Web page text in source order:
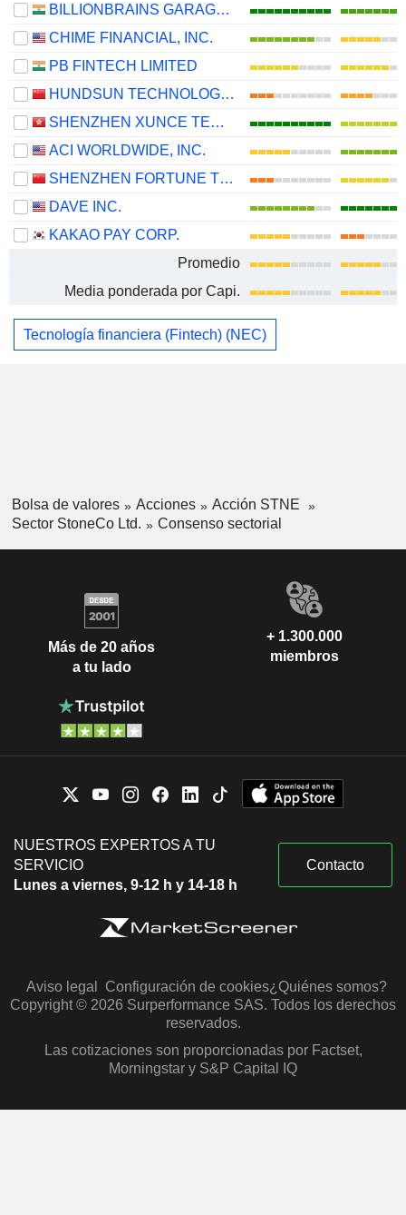
BILLIONBRAINS GARAGE VENTURES LIMITED
CHIME FINANCIAL, INC.
PB FINTECH LIMITED
HUNDSUN TECHNOLOGIES INC.
SHENZHEN XUNCE TECHNOLOGY CO., LTD.
ACI WORLDWIDE, INC.
SHENZHEN FORTUNE TREND TECHNOLOGY CO., LTD.
DAVE INC.
KAKAO PAY CORP.
Promedio
Media ponderada por Capi.
Tecnología financiera (Fintech) (NEC)
Bolsa de valores Acciones
Acción STNE
Sector StoneCo Ltd.
Consenso sectorial
Más de 20 años
a tu lado
+ 1.300.000
miembros
NUESTROS EXPERTOS A TU
SERVICIO
Lunes a viernes, 9-12 h y 14-18 h
Contacto
Aviso legal Configuración de cookies¿Quiénes somos?
Copyright © 2026 Surperformance SAS. Todos los derechos
reservados.
Las cotizaciones son proporcionadas por Factset,
Morningstar y S&P Capital IQ